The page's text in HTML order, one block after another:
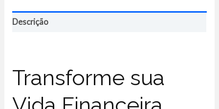
Descrição
Transforme sua